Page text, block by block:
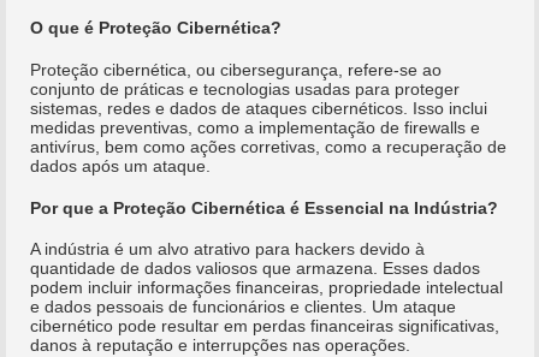
O que é Proteção Cibernética?
Proteção cibernética, ou cibersegurança, refere-se ao
conjunto de práticas e tecnologias usadas para proteger
sistemas, redes e dados de ataques cibernéticos. Isso inclui
medidas preventivas, como a implementação de firewalls e
antivírus, bem como ações corretivas, como a recuperação de
dados após um ataque.
Por que a Proteção Cibernética é Essencial na Indústria?
A indústriaé um alvo atrativo para hackers devido à
quantidade de dados valiosos que armazena. Esses dados
podem incluir informações financeiras, propriedade intelectual
e dados pessoais de funcionários e clientes. Um ataque
cibernético pode resultar em perdas financeiras significativas,
danos à reputação e interrupções nas operações.